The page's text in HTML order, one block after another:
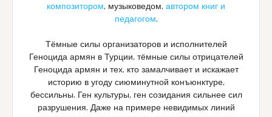
композитором, музыковедом, автором книг и
педагогом.
Тёмные силы организаторов и исполнителей
Геноцида армян в Турции, тёмные силы отрицателей
Геноцида армян и тех, кто замалчивает и искажает
историю в угоду сиюминутной конъюнктуре,
бессильны. Ген культуры, ген созидания сильнее сил
разрушения. Даже на примере невидимых линий